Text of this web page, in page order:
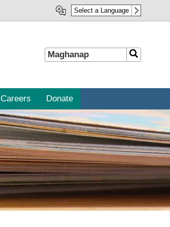
Select a Language
Maghanap Maghanap
Careers Donate